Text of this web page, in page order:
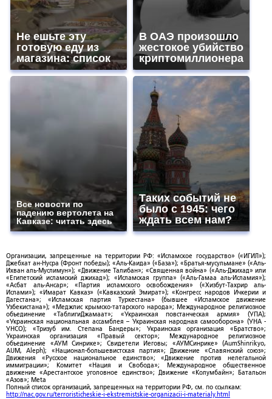
Не ешьте эту
готовую еду из
магазина: список
В ОАЭ произошло
жестокое убийство
криптомиллионера
Все новости по
падению вертолета на
Кавказе: читать здесь
Таких событий не
было с 1945: чего
ждать всем нам?
Организации, запрещенные на территории РФ: «Исламское государство» («ИГИЛ»);
Джебхат ан-Нусра (Фронт победы); «Аль-Каида» («База»); «Братья-мусульмане» («Аль-
Ихван аль-Муслимун»); «Движение Талибан»; «Священная война» («Аль-Джихад» или
«Египетский исламский джихад»); «Исламская группа» («Аль-Гамаа аль-Исламия»);
«Асбат аль-Ансар»; «Партия исламского освобождения» («Хизбут-Тахрир аль-
Ислами»); «Имарат Кавказ» («Кавказский Эмират»); «Конгресс народов Ичкерии и
Дагестана»; «Исламская партия Туркестана» (бывшее «Исламское движение
Узбекистана»); «Меджлис крымско-татарского народа»; Международное религиозное
объединение «ТаблигиДжамаат»; «Украинская повстанческая армия» (УПА);
«Украинская национальная ассамблея – Украинская народная самооборона» (УНА -
УНСО); «Тризуб им. Степана Бандеры»; Украинская организация «Братство»;
Украинская организация «Правый сектор»; Международное религиозное
объединение «АУМ Синрике»; Свидетели Иеговы; «АУМСинрике» (AumShinrikyo,
AUM, Aleph); «Национал-большевистская партия»; Движение «Славянский союз»;
Движения «Русское национальное единство»; «Движение против нелегальной
иммиграции»; Комитет «Нация и Свобода»; Международное общественное
движение «Арестантское уголовное единство»; Движение «Колумбайн»; Батальон
«Азов»; Meta
Полный список организаций, запрещенных на территории РФ, см. по ссылкам:
http://nac.gov.ru/terroristicheskie-i-ekstremistskie-organizacii-i-materialy.html